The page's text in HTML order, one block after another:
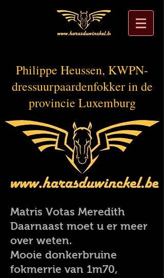
Philippe Heussen, KWPN-
dressuurpaardenfokker in de
provincie Luxemburg
Matris Votas Meredith
Daarnaast moet u er meer
over weten.
Mooie donkerbruine
fokmerrie van 1m70,